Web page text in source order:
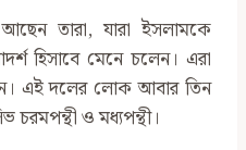
তারা, যারা ইসলামকে
হিসাবে মেনে চলেন। এরা
এই দলের লোক আবার তিন
চরমপন্থী ও মধ্যপন্থী।